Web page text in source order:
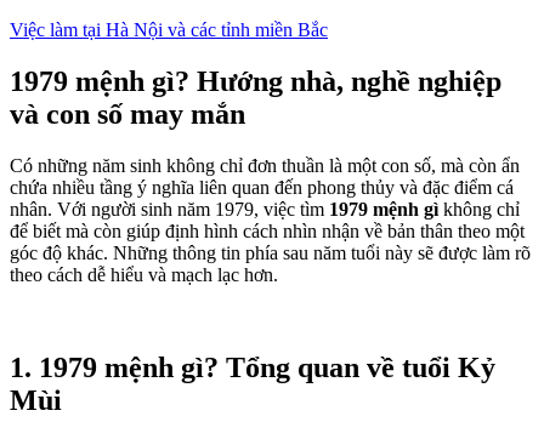
Việc làm tại Hà Nội và các tỉnh miền Bắc
1979 mệnh gì? Hướng nhà, nghề nghiệp
và con số may mắn
Có những năm sinh không chỉ đơn thuần là một con số, mà còn ẩn
chứa nhiều tầng ý nghĩa liên quan đến phong thủy và đặc điểm cá
nhân. Với người sinh năm 1979, việc tìm 1979 mệnh gì không chỉ
để biết mà còn giúp định hình cách nhìn nhận về bản thân theo một
góc độ khác. Những thông tin phía sau năm tuổi này sẽ được làm rõ
theo cách dễ hiểu và mạch lạc hơn.
1. 1979 mệnh gì? Tổng quan về tuổi Kỷ
Mùi